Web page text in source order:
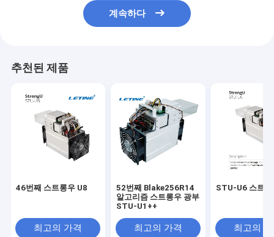
계속하다
추천된 제품
46번째 스트롱우 U8
최고의 가격
52번째 Blake256R14
알고리즘 스트롱우 광부
STU-U1++
최고의 가격
STU-U6 스트
최고의